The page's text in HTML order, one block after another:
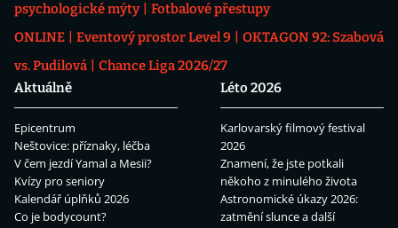
psychologické mýty
Fotbalové přestupy
ONLINE
Eventový prostor Level 9
OKTAGON 92: Szabová
vs. Pudilová
Chance Liga 2026/27
Aktuálně
Epicentrum
Neštovice: příznaky, léčba
V čem jezdí Yamal a Mesii?
Kvízy pro seniory
Kalendář úplňků 2026
Co je bodycount?
Léto 2026
Karlovarský filmový festival
2026
Znamení, že jste potkali
někoho z minulého života
Astronomické úkazy 2026:
zatmění slunce a další